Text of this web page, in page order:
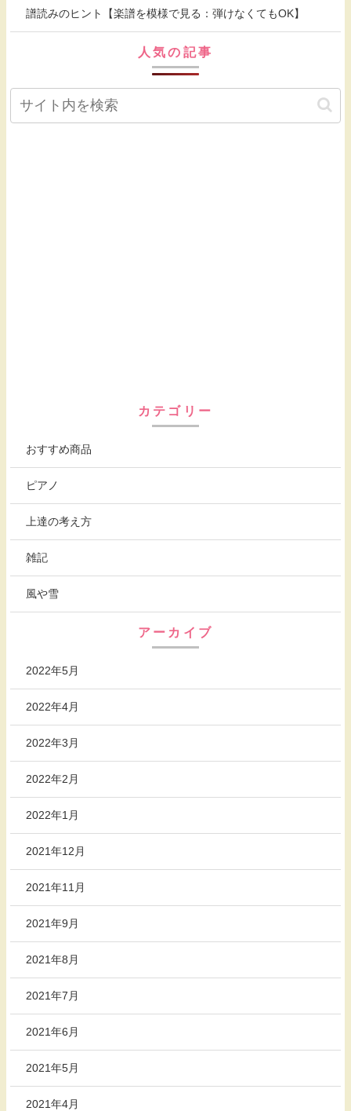
譜読みのヒント【楽譜を模様で見る：弾けなくてもOK】
人気の記事
カテゴリー
おすすめ商品
ピアノ
上達の考え方
雑記
風や雪
アーカイブ
2022年5月
2022年4月
2022年3月
2022年2月
2022年1月
2021年12月
2021年11月
2021年9月
2021年8月
2021年7月
2021年6月
2021年5月
2021年4月